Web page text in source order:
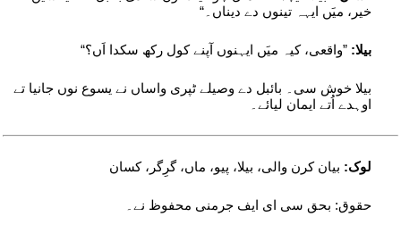
خیر، میَں ایہہ تینوں دے دیناں۔“
بیلا: ”واقعی، کیہ میَں ایہنوں آپنے کول رکھ سکدا اَں؟“
بیلا خوش سی۔ بائبل دے وصیلے ٹپری واساں نے یسوع نوں جانیا تے
اوہدے اُتے ایمان لیائے۔
لوک: بیان کرن والی، بیلا، پیو، ماں، گرِگر، کسان
حقوق: بحق سی ای ایف جرمنی محفوظ نے۔